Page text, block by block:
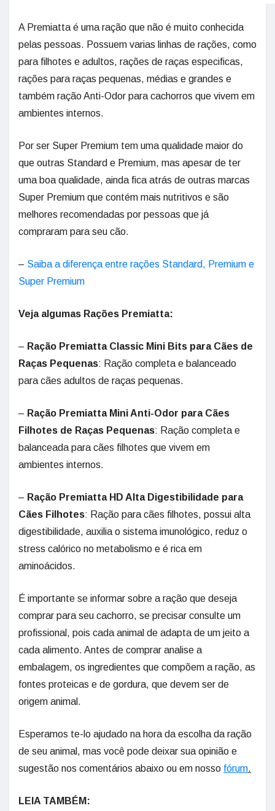
A Premiatta é uma ração que não é muito conhecida
pelas pessoas. Possuem varias linhas de rações, como
para filhotes e adultos, rações de raças especificas,
rações para raças pequenas, médias e grandes e
também ração Anti-Odor para cachorros que vivem em
ambientes internos.
Por ser Super Premium tem uma qualidade maior do
que outras Standard e Premium, mas apesar de ter
uma boa qualidade, ainda fica atrás de outras marcas
Super Premium que contém mais nutritivos e são
melhores recomendadas por pessoas que já
compraram para seu cão.
– Saiba a diferença entre rações Standard, Premium e
Super Premium
Veja algumas Rações Premiatta:
– Ração Premiatta Classic Mini Bits para Cães de
Raças Pequenas: Ração completa e balanceado
para cães adultos de raças pequenas.
– Ração Premiatta Mini Anti-Odor para Cães
Filhotes de Raças Pequenas: Ração completa e
balanceada para cães filhotes que vivem em
ambientes internos.
– Ração Premiatta HD Alta Digestibilidade para
Cães Filhotes: Ração para cães filhotes, possui alta
digestibilidade, auxilia o sistema imunológico, reduz o
stress calórico no metabolismo e é rica em
aminoácidos.
É importante se informar sobre a ração que deseja
comprar para seu cachorro, se precisar consulte um
profissional, pois cada animal de adapta de um jeito a
cada alimento. Antes de comprar analise a
embalagem, os ingredientes que compõem a ração, as
fontes proteicas e de gordura, que devem ser de
origem animal.
Esperamos te-lo ajudado na hora da escolha da ração
de seu animal, mas você pode deixar sua opinião e
sugestão nos comentários abaixo ou em nosso fórum.
LEIA TAMBÉM: